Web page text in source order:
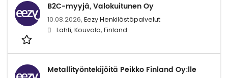
B2C-myyjä, Valokuitunen Oy
10.08.2026, Eezy Henkilöstöpalvelut
Lahti, Kouvola, Finland
Metallityöntekijöitä Peikko Finland Oy:lle